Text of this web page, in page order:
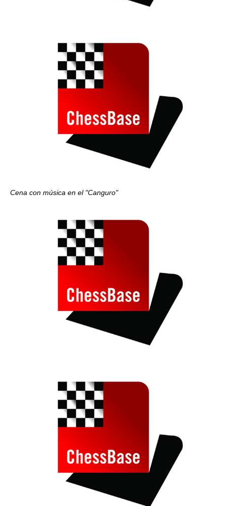
Cena con música en el "Canguro"